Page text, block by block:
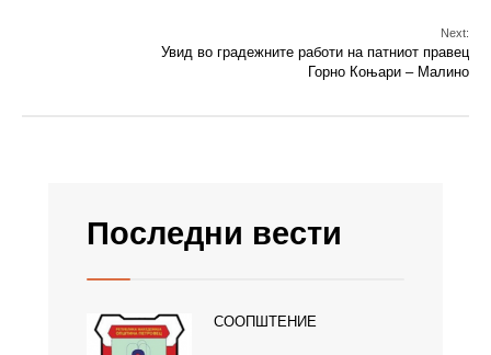
Next:
Увид во градежните работи на патниот правец
Горно Коњари – Малино
Последни вести
СООПШТЕНИЕ